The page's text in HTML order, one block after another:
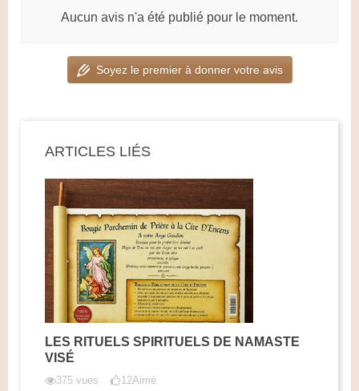
Aucun avis n'a été publié pour le moment.
Soyez le premier à donner votre avis
ARTICLES LIÉS
LES RITUELS SPIRITUELS DE NAMASTE
VISÉ
375 vues 12Aimé